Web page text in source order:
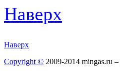
Наверх
Наверх
Copyright © 2009-2014 mingas.ru